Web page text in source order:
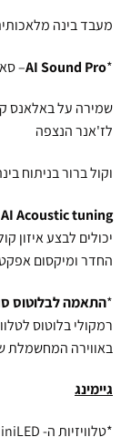
מעבד בינה מלאכותית אלפא 7 דור 9 אחראי
*
AI Sound Pro
–
שמירה על באלאנס
לז'אנר הנצפה
וקול ברור בניתוח
AI Acoustic tuning
יכולים לבצע איזון
החדר ומיקסום
*התאמה לבלוטוס
באווירה המחשמלת
גיימינג